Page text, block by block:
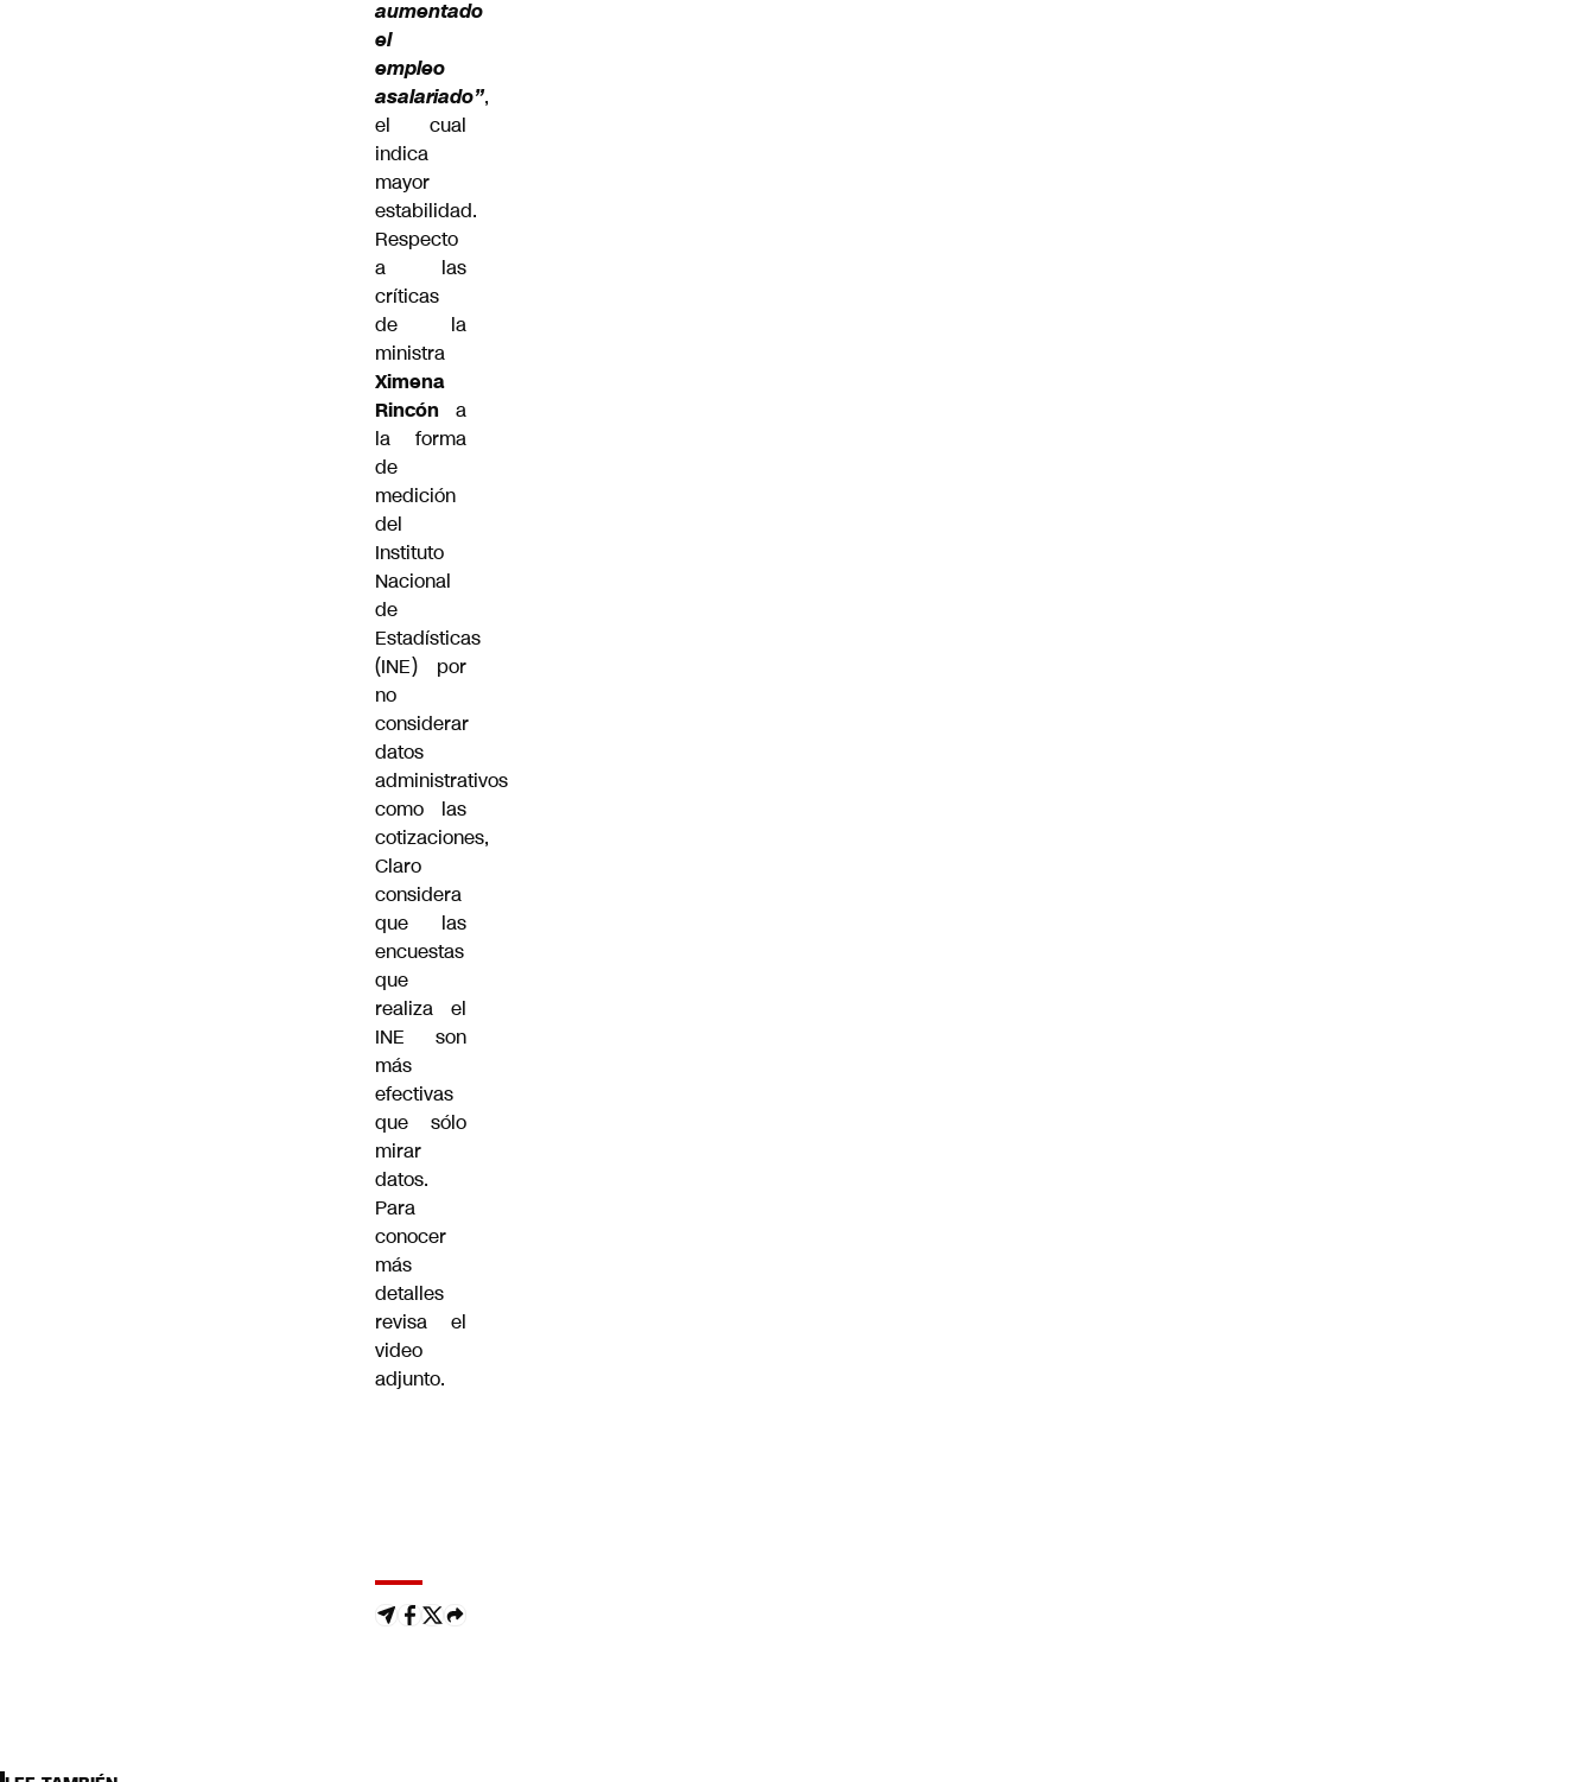
aumentado
el
empleo
asalariado”,
el cual
indica
mayor
estabilidad.
Respecto
a las
críticas
de la
ministra
Ximena
Rincón a
la forma
de
medición
del
Instituto
Nacional
de
Estadísticas
(INE) por
no
considerar
datos
administrativos
como las
cotizaciones,
Claro
considera
que las
encuestas
que
realiza el
INE son
más
efectivas
que sólo
mirar
datos.
Para
conocer
más
detalles
revisa el
video
adjunto.